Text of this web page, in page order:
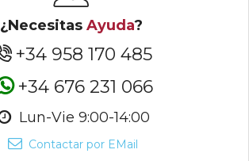
¿Necesitas Ayuda?
+34 958 170 485
+34 676 231 066
Lun-Vie 9:00-14:00
Contactar por EMail